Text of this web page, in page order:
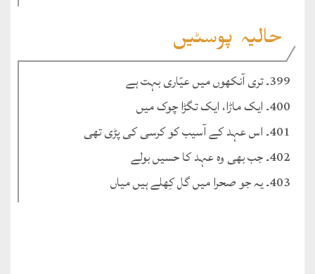
حالیہ پوسٹیں
399۔ تری آنکھوں میں عیّاری بہت ہے
400۔ ایک ماڑا، ایک تگڑا چوک میں
401۔ اس عہد کے آسیب کو کرسی کی پڑی تھی
402۔ جب بھی وہ عہد کا حسیں بولے
403۔ یہ جو صحرا میں گل کِھلے ہیں میاں